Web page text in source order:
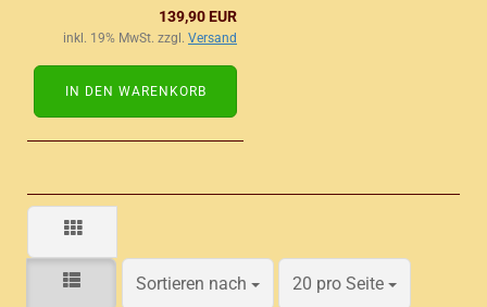
139,90 EUR
inkl. 19% MwSt. zzgl. Versand
IN DEN WARENKORB
Sortieren nach
Sortieren nach 20 pro Seite
pro Seite